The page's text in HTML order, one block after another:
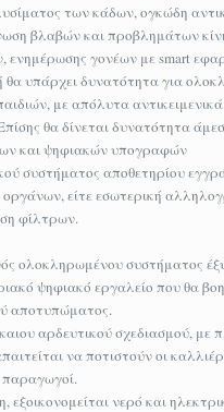
των κάδων, ογκώδη
βλαβών και προβλημάτων
ενημέρωσης γονέων με smart
υπάρχει δυνατότητα για
με απόλυτα
θα δίνεται δυνατότητα
και ψηφιακών υπογραφών
συστήματος αποθετηρίου
είτε εσωτερική
φίλτρων.
ολοκληρωμένου συστήματος
ψηφιακό εργαλείο που θα
αποτυπώματος.
αρδευτικού σχεδιασμού,
να ποτιστούν οι
παραγωγοί.
νερό και